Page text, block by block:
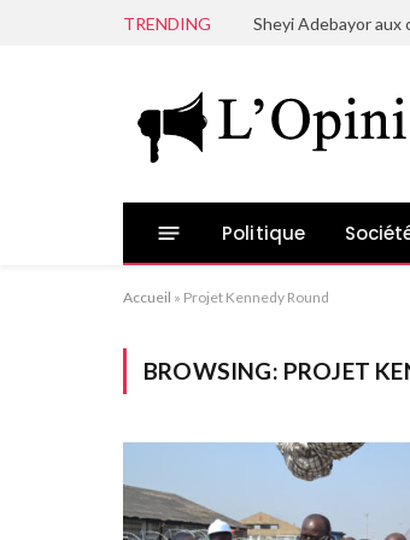
TRENDING
Politique
Accueil » Projet Kennedy Round
BROWSING: PROJET